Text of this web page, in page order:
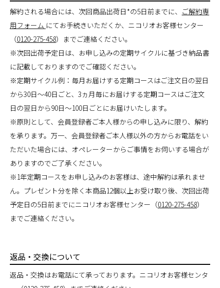
解約される場合には、次回商品出荷日*の5日前までに、 ご解約専
用フォーム にてお手続きいただくか、ニコリオお客様センター
（0120-275-458）までご連絡ください。
※次回出荷予定日は、お申し込みの定期サイクルに基づき納品書
に記載しておりますのでご確認ください。
※定期サイクル例：毎月お届けする定期コースはご注文日の翌日
から30日～40日ごと、3ヵ月毎にお届けする定期コースはご注文
日の翌日から90日～100日ごとにお届けいたします。
※原則として、会員登録者ご本人様からの申し込みに限り、解約
を承ります。万一、会員登録者ご本人様以外の方からお電話をい
ただいた場合には、オペレーターからご事情をお伺いする場合が
ありますのでご了承ください。
※1年定期コースをお申し込みのお客様は、途中解約は承れませ
ん。プレゼント分を除く本商品12個以上お受け取り後、次回出荷
予定日の5日前までにニコリオお客様センター（0120-275-458）
までご連絡ください。
返品・交換について
返品・交換はお電話にて承っております。ニコリオお客様センタ